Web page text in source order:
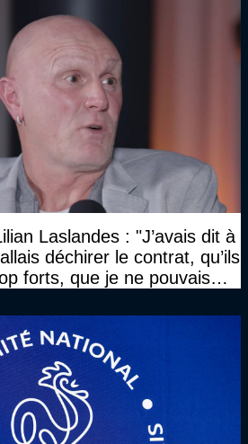
Laslandes : "J’avais dit à
déchirer le contrat, qu’ils
forts, que je ne pouvais